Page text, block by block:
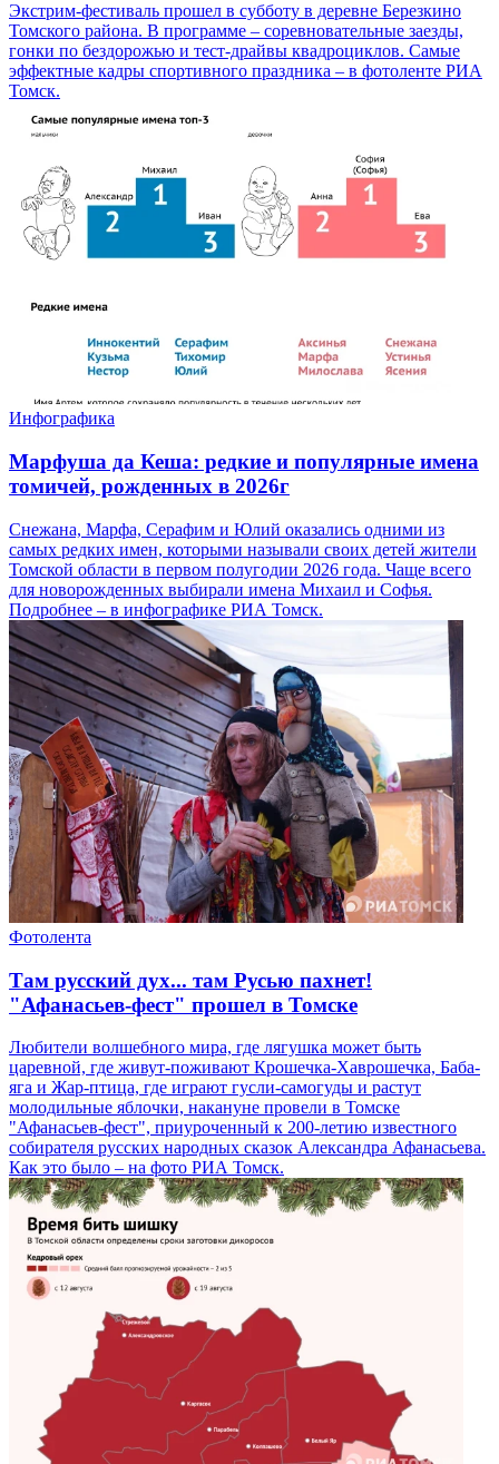
Экстрим-фестиваль прошел в субботу в деревне Березкино
Томского района. В программе – соревновательные заезды,
гонки по бездорожью и тест-драйвы квадроциклов. Самые
эффектные кадры спортивного праздника – в фотоленте РИА
Томск.
Инфографика
Марфуша да Кеша: редкие и популярные имена
томичей, рожденных в 2026г
Снежана, Марфа, Серафим и Юлий оказались одними из
самых редких имен, которыми называли своих детей жители
Томской области в первом полугодии 2026 года. Чаще всего
для новорожденных выбирали имена Михаил и Софья.
Подробнее – в инфографике РИА Томск.
Фотолента
Там русский дух... там Русью пахнет!
"Афанасьев-фест" прошел в Томске
Любители волшебного мира, где лягушка может быть
царевной, где живут-поживают Крошечка-Хаврошечка, Баба-
яга и Жар-птица, где играют гусли-самогуды и растут
молодильные яблочки, накануне провели в Томске
"Афанасьев-фест", приуроченный к 200-летию известного
собирателя русских народных сказок Александра Афанасьева.
Как это было – на фото РИА Томск.